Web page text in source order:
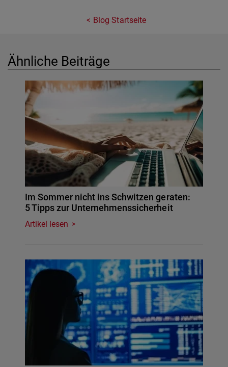
Blog Startseite
Ähnliche Beiträge
Im Sommer nicht ins Schwitzen geraten:
5 Tipps zur Unternehmenssicherheit
Artikel lesen